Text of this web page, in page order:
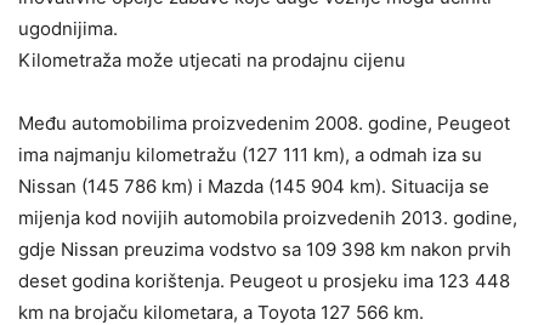
ugodnijima.
Kilometraža može utjecati na prodajnu cijenu
Među automobilima proizvedenim 2008. godine, Peugeot
ima najmanju kilometražu (127 111 km), a odmah iza su
Nissan (145 786 km) i Mazda (145 904 km). Situacija se
mijenja kod novijih automobila proizvedenih 2013. godine,
gdje Nissan preuzima vodstvo sa 109 398 km nakon prvih
deset godina korištenja. Peugeot u prosjeku ima 123 448
km na brojaču kilometara, a Toyota 127 566 km.